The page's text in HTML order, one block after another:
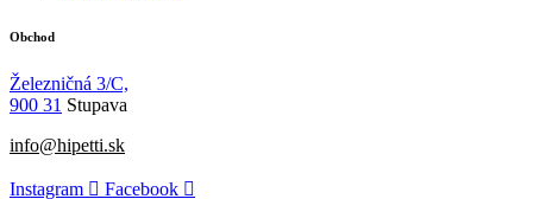
Obchod
Železničná 3/C,
900 31 Stupava
info@hipetti.sk
Instagram
Facebook